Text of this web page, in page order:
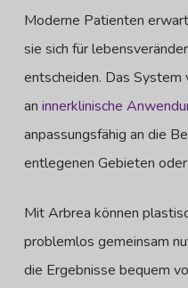
Moderne Patienten
sie sich für
entscheiden. Das
an innerklinische
anpassungsfähig an die
entlegenen Gebieten
Mit Arbrea können
problemlos gemeinsam
die Ergebnisse bequem